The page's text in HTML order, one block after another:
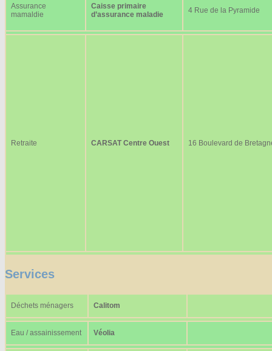
Assurance
mamaldie
Caisse primaire
d’assurance maladie
4 Rue de la Pyramide
Retraite CARSAT Centre Ouest 16 Boulevard de
Services
Déchets ménagers Calitom
Eau / assainissement Véolia